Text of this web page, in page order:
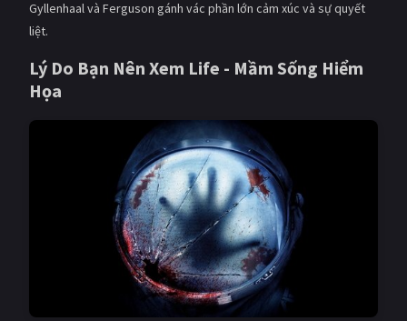
Gyllenhaal và Ferguson gánh vác phần lớn cảm xúc và sự quyết
liệt.
Lý Do Bạn Nên Xem Life - Mầm Sống Hiểm
Họa